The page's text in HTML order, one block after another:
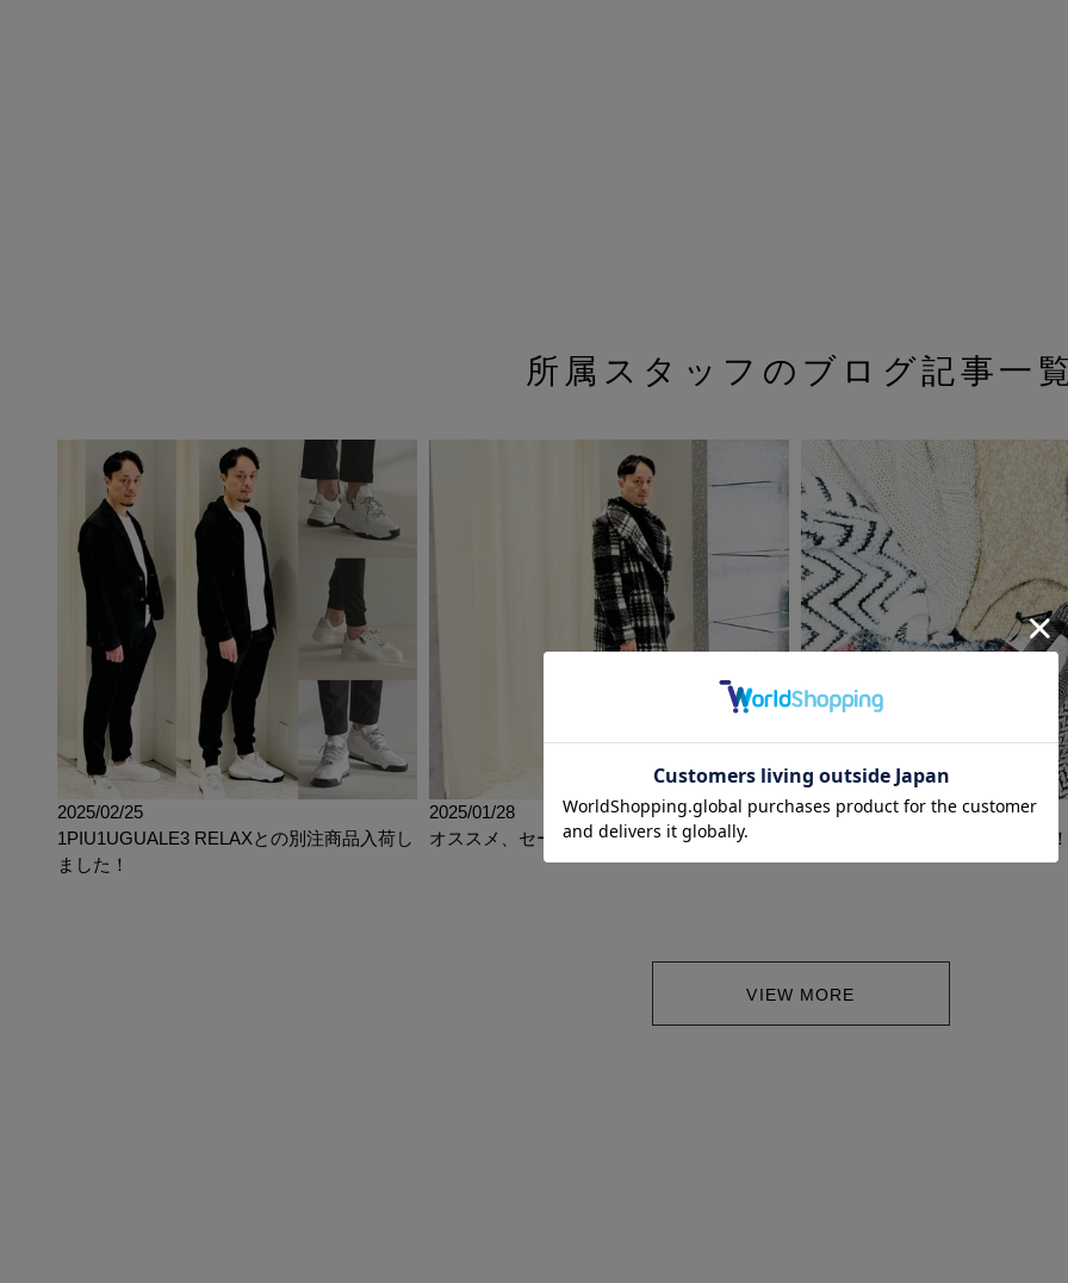
所属スタッフのブログ記事一
2025/02/25
1PIU1UGUALE3 RELAXとの別注商品入荷し
ました！
2025/01/28
オススメ、セール品特集！
2024/11/10
単品着でもお洒落、ニット特集！
VIEW MORE